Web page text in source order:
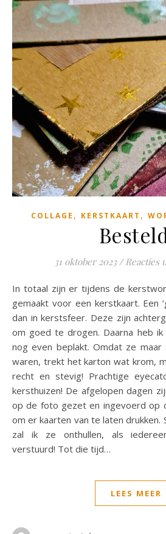
COLLAGE , KERSTKAART ,
31 oktober 2023 / Reacties
In totaal zijn er tijdens de kerstworkshops 16 ontwerpen
gemaakt voor een kerstkaart. Een
dan in kerstsfeer. Deze zijn
om goed te drogen. Daarna heb
nog even beplakt. Omdat ze
waren, trekt het karton wat krom,
recht en stevig! Prachtige
kersthuizen! De afgelopen dagen
op de foto gezet en ingevoerd op
om er kaarten van te laten drukken.
zal ik ze onthullen, als
verstuurd! Tot die tijd…
LEES MEER